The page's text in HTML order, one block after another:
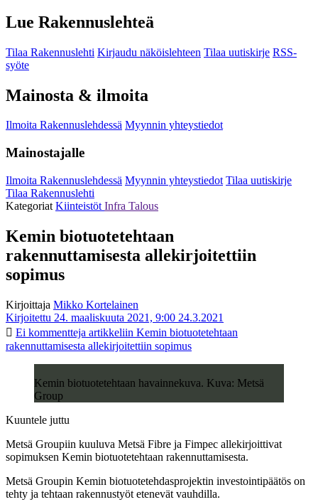
Lue Rakennuslehteä
Tilaa Rakennuslehti Kirjaudu näköislehteen Tilaa uutiskirje RSS-
syöte
Mainosta & ilmoita
Ilmoita Rakennuslehdessä Myynnin yhteystiedot
Mainostajalle
Ilmoita Rakennuslehdessä Myynnin yhteystiedot Tilaa uutiskirje
Tilaa Rakennuslehti
Kategoriat Kiinteistöt Infra Talous
Kemin biotuotetehtaan
rakennuttamisesta allekirjoitettiin
sopimus
Kirjoittaja Mikko Kortelainen
Kirjoitettu 24. maaliskuuta 2021, 9:00 24.3.2021
Ei kommentteja artikkeliin Kemin biotuotetehtaan
rakennuttamisesta allekirjoitettiin sopimus
Kemin biotuotetehtaan havainnekuva. Kuva: Metsä
Group
Kuuntele juttu
Metsä Groupiin kuuluva Metsä Fibre ja Fimpec allekirjoittivat
sopimuksen Kemin biotuotetehtaan rakennuttamisesta.
Metsä Groupin Kemin biotuotetehdasprojektin investointipäätös on
tehty ja tehtaan rakennustyöt etenevät vauhdilla.